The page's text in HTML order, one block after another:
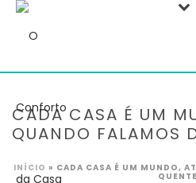
CADA CASA É UM
QUANDO FALAMOS
INÍCIO » CADA CASA É UM MUNDO,
QUENTE